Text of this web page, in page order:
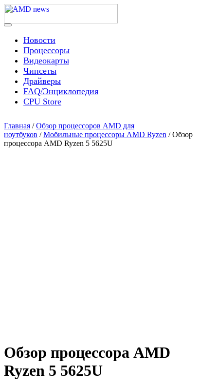
Skip
content
AMD news
Menu
Новости
Процессоры
Видеокарты
Чипсеты
Драйверы
FAQ/Энциклопедия
CPU Store
Главная /Обзор процессоров AMD для
ноутбуков /Мобильные процессоры AMD Ryzen / Обзор
процессора AMD Ryzen 5 5625U
Обзор процессора AMD
Ryzen 5 5625U